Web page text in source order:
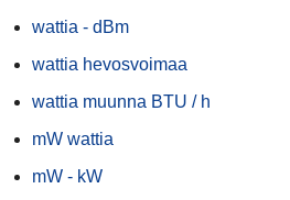
wattia - dBm
wattia hevosvoimaa
wattia muunna BTU / h
mW wattia
mW - kW